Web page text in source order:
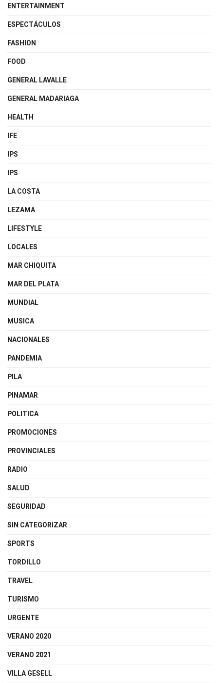
ENTERTAINMENT
ESPECTÁCULOS
FASHION
FOOD
GENERAL LAVALLE
GENERAL MADARIAGA
HEALTH
IFE
IPS
IPS
LA COSTA
LEZAMA
LIFESTYLE
LOCALES
MAR CHIQUITA
MAR DEL PLATA
MUNDIAL
MUSICA
NACIONALES
PANDEMIA
PILA
PINAMAR
POLITICA
PROMOCIONES
PROVINCIALES
RADIO
SALUD
SEGURIDAD
SIN CATEGORIZAR
SPORTS
TORDILLO
TRAVEL
TURISMO
URGENTE
VERANO 2020
VERANO 2021
VILLA GESELL